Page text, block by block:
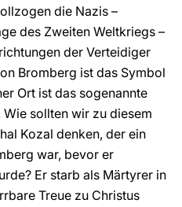
die Nazis –
des Zweiten Weltkriegs –
der Verteidiger
Bromberg ist das Symbol
Ort ist das sogenannte
Wie sollten wir zu diesem
Kozal denken, der ein
war, bevor er
Er starb als Märtyrer in
Treue zu Christus